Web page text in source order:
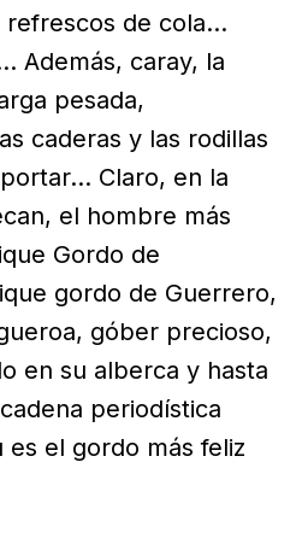
refrescos de cola…
Además, caray, la
pesada,
caderas y las rodillas
Claro, en la
el hombre más
Gordo de
gordo de Guerrero,
góber precioso,
en su alberca y hasta
periodística
el gordo más feliz